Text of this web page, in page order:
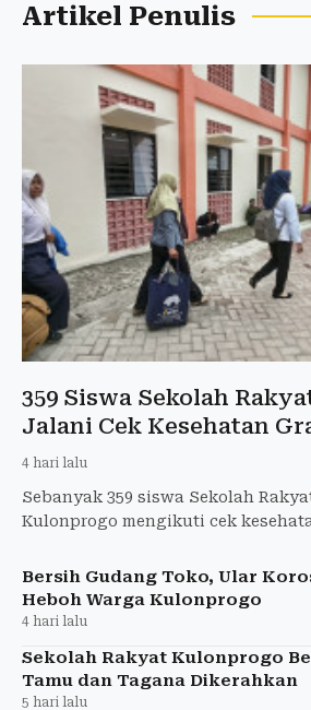
Artikel Penulis
359 Siswa Sekolah
Jalani Cek Kesehatan
4 hari lalu
Sebanyak 359 siswa Sekolah
Kulonprogo mengikuti cek
Bersih Gudang Toko, Ular
Heboh Warga Kulonprogo
4 hari lalu
Sekolah Rakyat Kulonprogo
Tamu dan Tagana Dikerahkan
5 hari lalu